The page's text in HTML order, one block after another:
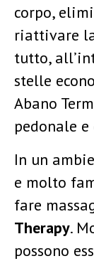
corpo,
riattivare
tutto,
stelle
Abano
pedonale
In un
e molto
fare
Therapy.
possono